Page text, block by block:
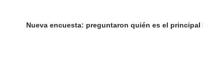
Nueva encuesta: preguntaron quién es el